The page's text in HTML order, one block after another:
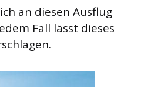
an diesen Ausflug
Fall lässt dieses